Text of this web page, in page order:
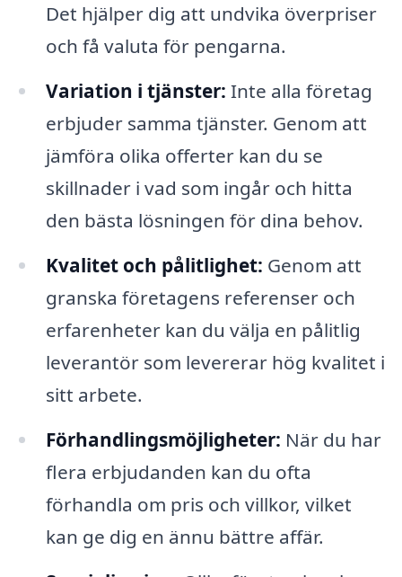
Det hjälper dig att undvika överpriser
och få valuta för pengarna.
Variation i tjänster: Inte alla företag
erbjuder samma tjänster. Genom att
jämföra olika offerter kan du se
skillnader i vad som ingår och hitta
den bästa lösningen för dina behov.
Kvalitet och pålitlighet: Genom att
granska företagens referenser och
erfarenheter kan du välja en pålitlig
leverantör som levererar hög kvalitet i
sitt arbete.
Förhandlingsmöjligheter: När du har
flera erbjudanden kan du ofta
förhandla om pris och villkor, vilket
kan ge dig en ännu bättre affär.